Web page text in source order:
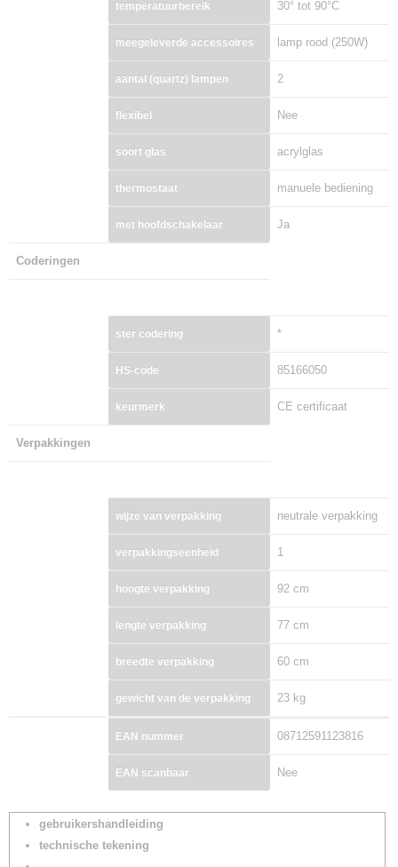
temperatuurbereik 30° tot 90°C
meegeleverde accessoires lamp rood (250W)
aantal (quartz) lampen 2
flexibel Nee
soort glas acrylglas
thermostaat manuele bediening
met hoofdschakelaar Ja
Coderingen
ster codering *
HS-code 85166050
keurmerk CE certificaat
Verpakkingen
wijze van verpakking neutrale verpakking
verpakkingseenheid 1
hoogte verpakking 92 cm
lengte verpakking 77 cm
breedte verpakking 60 cm
gewicht van de verpakking 23 kg
EAN nummer 08712591123816
EAN scanbaar Nee
gebruikershandleiding
technische tekening